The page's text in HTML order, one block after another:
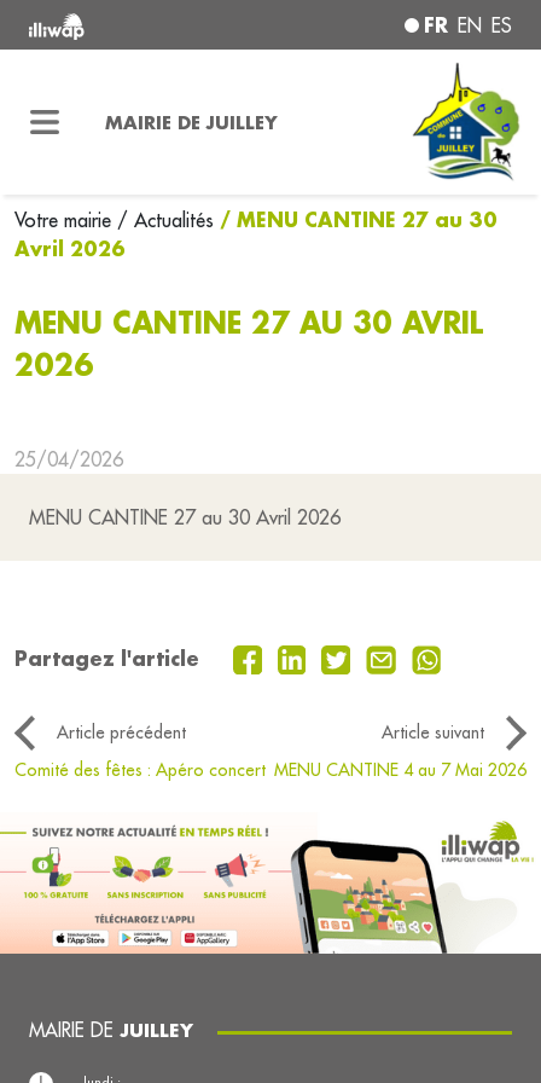
FR EN ES
MAIRIE DE JUILLEY
Votre mairie / Actualités / MENU CANTINE 27 au 30
Avril 2026
MENU CANTINE 27 AU 30 AVRIL
2026
25/04/2026
MENU CANTINE 27 au 30 Avril 2026
Partagez l'article
Article précédent
Article suivant
Comité des fêtes : Apéro concert MENU CANTINE 4 au 7 Mai 2026
MAIRIE DE JUILLEY